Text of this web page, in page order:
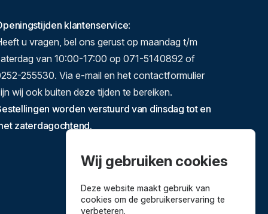
klantenservice:
u vragen, bel ons gerust op maandag t/m
van 10:00-17:00 op 071-5140892 of
255530. Via e-mail en het contactformulier
wij ook buiten deze tijden te bereiken.
worden verstuurd van dinsdag tot en
zaterdagochtend.
Wij gebruiken cookies
Deze website maakt gebruik van
cookies om de gebruikerservaring te
verbeteren.